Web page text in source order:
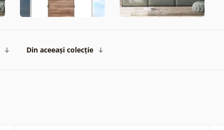
Din aceeași colecție